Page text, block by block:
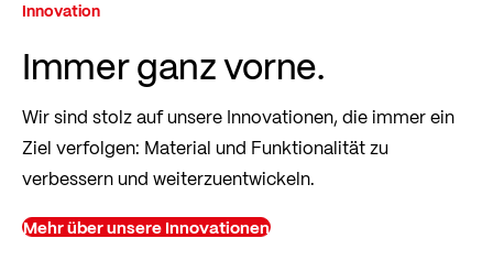
Innovation
Immer ganz vorne.
Wir sind stolz auf unsere Innovationen, die immer ein
Ziel verfolgen: Material und Funktionalität zu
verbessern und weiterzuentwickeln.
Mehr über unsere Innovationen